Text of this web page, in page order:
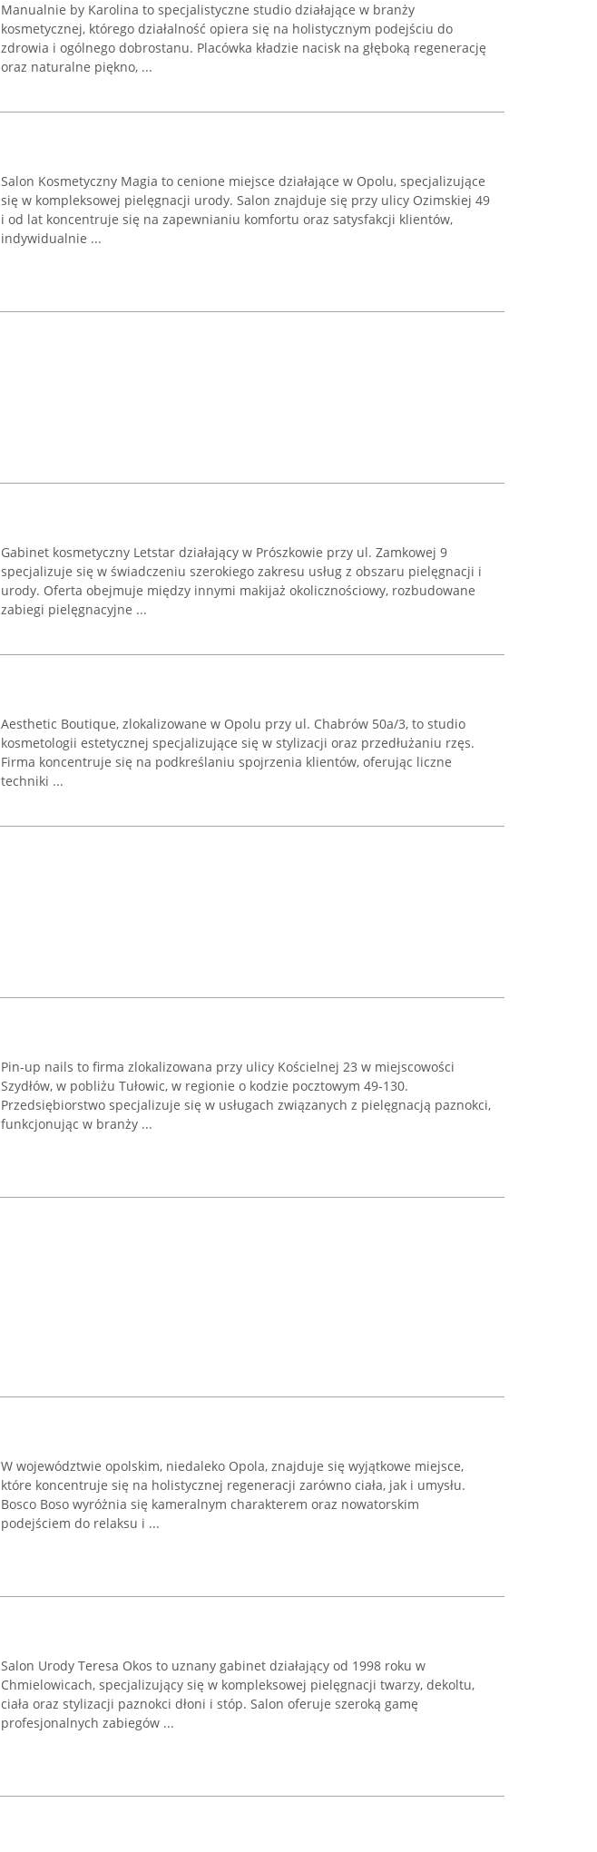
Manualnie by Karolina to specjalistyczne studio działające w branży
kosmetycznej, którego działalność opiera się na holistycznym podejściu do
zdrowia i ogólnego dobrostanu. Placówka kładzie nacisk na głęboką regenerację
oraz naturalne piękno, ...
Salon Kosmetyczny Magia to cenione miejsce działające w Opolu, specjalizujące
się w kompleksowej pielęgnacji urody. Salon znajduje się przy ulicy Ozimskiej 49
i od lat koncentruje się na zapewnianiu komfortu oraz satysfakcji klientów,
indywidualnie ...
Gabinet kosmetyczny Letstar działający w Prószkowie przy ul. Zamkowej 9
specjalizuje się w świadczeniu szerokiego zakresu usług z obszaru pielęgnacji i
urody. Oferta obejmuje między innymi makijaż okolicznościowy, rozbudowane
zabiegi pielęgnacyjne ...
Aesthetic Boutique, zlokalizowane w Opolu przy ul. Chabrów 50a/3, to studio
kosmetologii estetycznej specjalizujące się w stylizacji oraz przedłużaniu rzęs.
Firma koncentruje się na podkreślaniu spojrzenia klientów, oferując liczne
techniki ...
Pin-up nails to firma zlokalizowana przy ulicy Kościelnej 23 w miejscowości
Szydłów, w pobliżu Tułowic, w regionie o kodzie pocztowym 49-130.
Przedsiębiorstwo specjalizuje się w usługach związanych z pielęgnacją paznokci,
funkcjonując w branży ...
W województwie opolskim, niedaleko Opola, znajduje się wyjątkowe miejsce,
które koncentruje się na holistycznej regeneracji zarówno ciała, jak i umysłu.
Bosco Boso wyróżnia się kameralnym charakterem oraz nowatorskim
podejściem do relaksu i ...
Salon Urody Teresa Okos to uznany gabinet działający od 1998 roku w
Chmielowicach, specjalizujący się w kompleksowej pielęgnacji twarzy, dekoltu,
ciała oraz stylizacji paznokci dłoni i stóp. Salon oferuje szeroką gamę
profesjonalnych zabiegów ...